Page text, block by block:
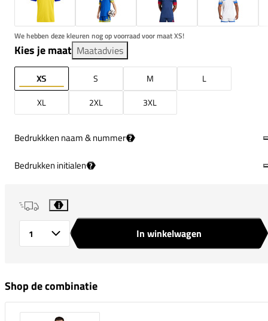
We hebben deze kleuren nog op voorraad voor maat XS!
Kies je maat Maatadvies
XS S M
L
XL
2XL 3XL
Bedrukkken naam & nummer ?
Bedrukken initialen ?
i
In winkelwagen
Shop de combinatie